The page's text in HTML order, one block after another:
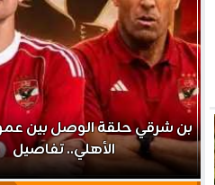
بن شرقي حلقة الوصل بين
الأهلي.. تفاصيل